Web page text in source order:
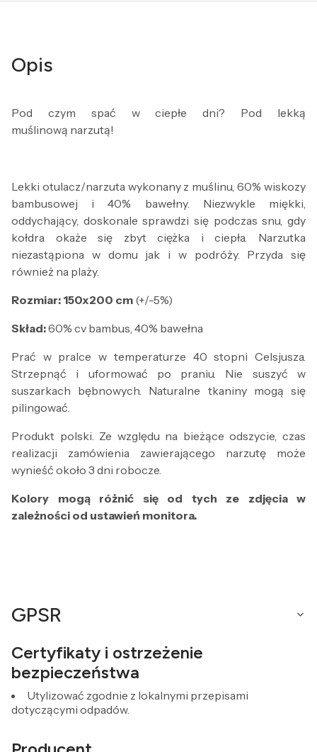
Opis
Pod czym spać w ciepłe dni? Pod lekką
muślinową narzutą!
Lekki otulacz/narzuta wykonany z muślinu, 60% wiskozy
bambusowej i 40% bawełny. Niezwykle miękki,
oddychający, doskonale sprawdzi się podczas snu, gdy
kołdra okaże się zbyt ciężka i ciepła. Narzutka
niezastąpiona w domu jak i w podróży. Przyda się
również na plaży.
Rozmiar: 150x200 cm (+/-5%)
Skład:60% cv bambus, 40% bawełna
Prać w pralce w temperaturze 40 stopni Celsjusza.
Strzepnąć i uformować po praniu. Nie suszyć w
suszarkach bębnowych. Naturalne tkaniny mogą się
pilingować.
Produkt polski. Ze względu na bieżące odszycie, czas
realizacji zamówienia zawierającego narzutę może
wynieść około 3 dni robocze.
Kolory mogą różnić się od tych ze zdjęcia w
zależności od ustawień monitora.
GPSR
Certyfikaty i ostrzeżenie
bezpieczeństwa
Utylizować zgodnie z lokalnymi przepisami
dotyczącymi odpadów.